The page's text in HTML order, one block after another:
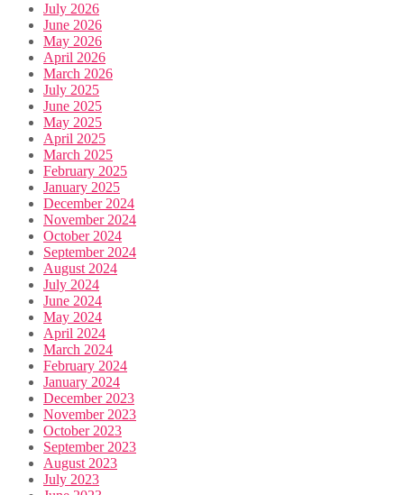
July 2026
June 2026
May 2026
April 2026
March 2026
July 2025
June 2025
May 2025
April 2025
March 2025
February 2025
January 2025
December 2024
November 2024
October 2024
September 2024
August 2024
July 2024
June 2024
May 2024
April 2024
March 2024
February 2024
January 2024
December 2023
November 2023
October 2023
September 2023
August 2023
July 2023